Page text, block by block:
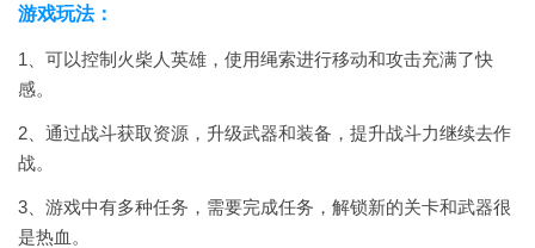
游戏玩法：
1、可以控制火柴人英雄，使用绳索进行移动和攻击充满了快
感。
2、通过战斗获取资源，升级武器和装备，提升战斗力继续去作
战。
3、游戏中有多种任务，需要完成任务，解锁新的关卡和武器很
是热血。